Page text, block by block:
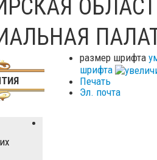
размер шрифта
шрифта
Печать
Эл. почта